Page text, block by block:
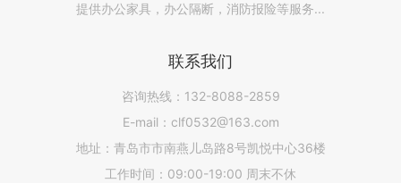
提供办公家具，办公隔断，消防报险等服务...
联系我们
咨询热线：132-8088-2859
E-mail：clf0532@163.com
地址：青岛市市南燕儿岛路8号凯悦中心36楼
工作时间：09:00-19:00 周末不休